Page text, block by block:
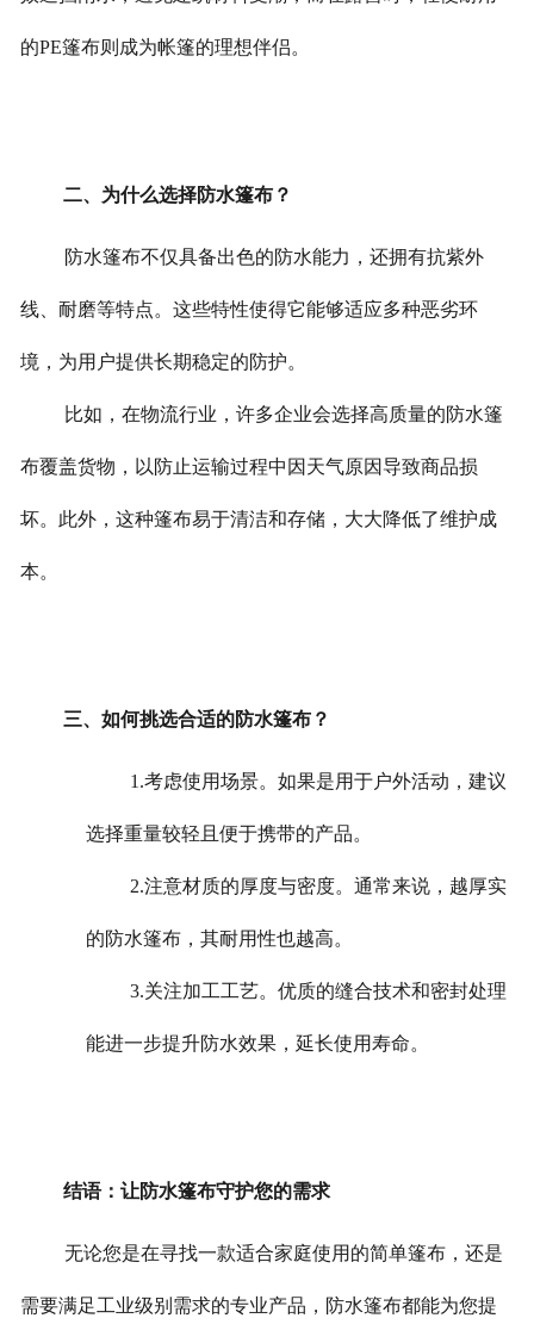
的PE篷布则成为帐篷的理想伴侣。
二、为什么选择防水篷布？
防水篷布不仅具备出色的防水能力，还拥有抗紫外
线、耐磨等特点。这些特性使得它能够适应多种恶劣环
境，为用户提供长期稳定的防护。
比如，在物流行业，许多企业会选择高质量的防水篷
布覆盖货物，以防止运输过程中因天气原因导致商品损
坏。此外，这种篷布易于清洁和存储，大大降低了维护成
本。
三、如何挑选合适的防水篷布？
1.考虑使用场景。如果是用于户外活动，建议
选择重量较轻且便于携带的产品。
2.注意材质的厚度与密度。通常来说，越厚实
的防水篷布，其耐用性也越高。
3.关注加工工艺。优质的缝合技术和密封处理
能进一步提升防水效果，延长使用寿命。
结语：让防水篷布守护您的需求
无论您是在寻找一款适合家庭使用的简单篷布，还是
需要满足工业级别需求的专业产品，防水篷布都能为您提